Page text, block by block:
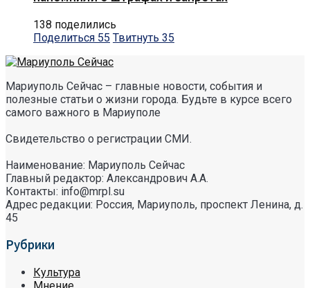
138 поделились
Поделиться 55 Твитнуть 35
Мариуполь Сейчас – главные новости, события и
полезные статьи о жизни города. Будьте в курсе всего
самого важного в Мариуполе
Свидетельство о регистрации СМИ.
Наименование: Мариуполь Сейчас
Главный редактор: Александрович А.А.
Контакты: info@mrpl.su
Адрес редакции: Россия, Мариуполь, проспект Ленина, д.
45
Рубрики
Культура